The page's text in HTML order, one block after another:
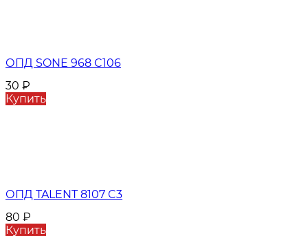
ОПД SONE 968 C106
30 ₽
Купить
ОПД TALENT 8107 C3
80 ₽
Купить